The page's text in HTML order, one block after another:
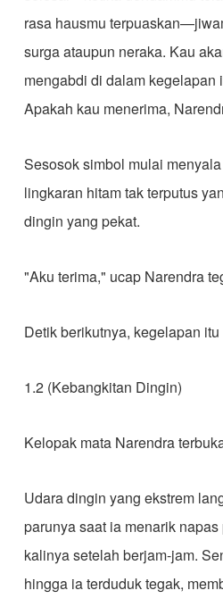
rasa hausmu
surga ataupun neraka. Kau
mengabdi di dalam kegelapan
Apakah kau menerima,
​Sesosok simbol mulai
lingkaran hitam tak terputus
dingin yang pekat.
​"Aku terima," ucap Narendra
​Detik berikutnya, kegelapan
1.2 (Kebangkitan Dingin)
​Kelopak mata Narendra
​Udara dingin yang ekstrem
parunya saat ia menarik
kalinya setelah berjam-jam.
hingga ia terduduk tegak,